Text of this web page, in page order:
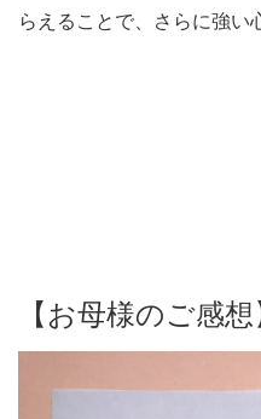
らえることで、さらに強い
【お母様のご感想